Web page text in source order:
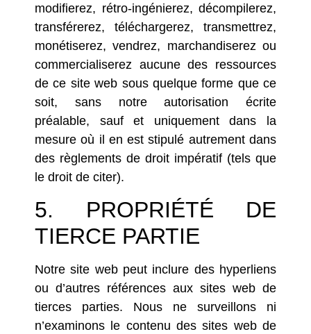
modifierez, rétro-ingénierez, décompilerez,
transférerez, téléchargerez, transmettrez,
monétiserez, vendrez, marchandiserez ou
commercialiserez aucune des ressources
de ce site web sous quelque forme que ce
soit, sans notre autorisation écrite
préalable, sauf et uniquement dans la
mesure où il en est stipulé autrement dans
des règlements de droit impératif (tels que
le droit de citer).
5. PROPRIÉTÉ DE
TIERCE PARTIE
Notre site web peut inclure des hyperliens
ou d’autres références aux sites web de
tierces parties. Nous ne surveillons ni
n’examinons le contenu des sites web de